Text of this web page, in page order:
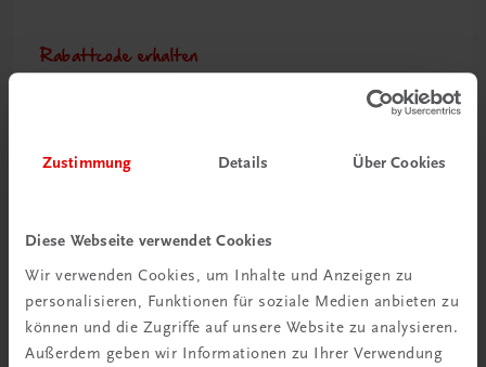
Zustimmung Details Über Cookies
Diese Webseite verwendet Cookies
Wir verwenden Cookies, um Inhalte und Anzeigen zu
personalisieren, Funktionen für soziale Medien anbieten zu
können und die Zugriffe auf unsere Website zu analysieren.
Außerdem geben wir Informationen zu Ihrer Verwendung
Rabattcode erhalten
Jetzt anmelden